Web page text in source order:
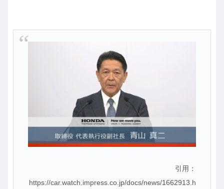
引用：
https://car.watch.impress.co.jp/docs/news/1662913.h